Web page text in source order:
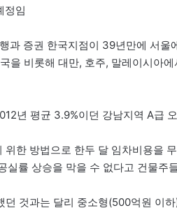
정임
과 증권 한국지점이 39년만에 서울
을 비롯해 대만, 호주, 말레이시아
년 평균 3.9%이던 강남지역 A급
한 방법으로 한두 달 임차비용을
실률 상승을 막을 수 없다고 건물주
것과는 달리 중소형(500억원 이